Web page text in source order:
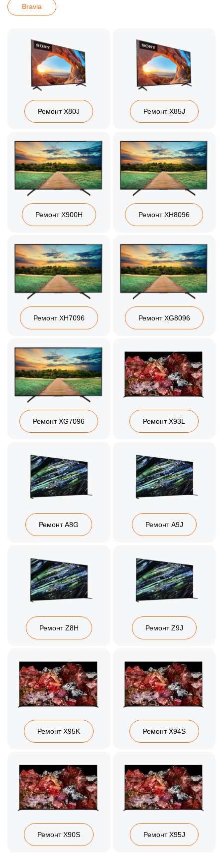
Bravia
Ремонт X80J Ремонт X85J
Ремонт X900H Ремонт XH8096
Ремонт XH7096 Ремонт XG8096
Ремонт XG7096 Ремонт X93L
Ремонт A8G Ремонт A9J
Ремонт Z8H Ремонт Z9J
Ремонт X95K Ремонт X94S
Ремонт X90S Ремонт X95J